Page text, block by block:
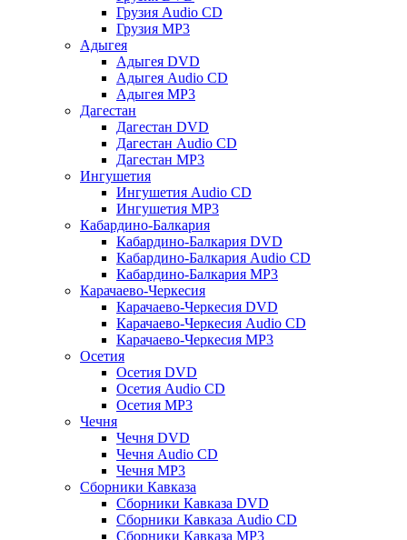
Грузия Audio CD
Грузия MP3
Адыгея
Адыгея DVD
Адыгея Audio CD
Адыгея MP3
Дагестан
Дагестан DVD
Дагестан Audio CD
Дагестан MP3
Ингушетия
Ингушетия Audio CD
Ингушетия MP3
Кабардино-Балкария
Кабардино-Балкария DVD
Кабардино-Балкария Audio CD
Кабардино-Балкария MP3
Карачаево-Черкесия
Карачаево-Черкесия DVD
Карачаево-Черкесия Audio CD
Карачаево-Черкесия MP3
Осетия
Осетия DVD
Осетия Audio CD
Осетия MP3
Чечня
Чечня DVD
Чечня Audio CD
Чечня MP3
Сборники Кавказа
Сборники Кавказа DVD
Сборники Кавказа Audio CD
Сборники Кавказа MP3